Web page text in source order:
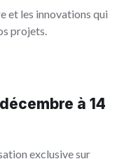
et les innovations qui
projets.
à 14
exclusive sur